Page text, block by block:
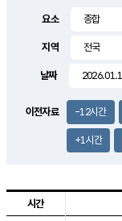
요소
지역
날짜
이전자료 -12시간
+1시간
시간